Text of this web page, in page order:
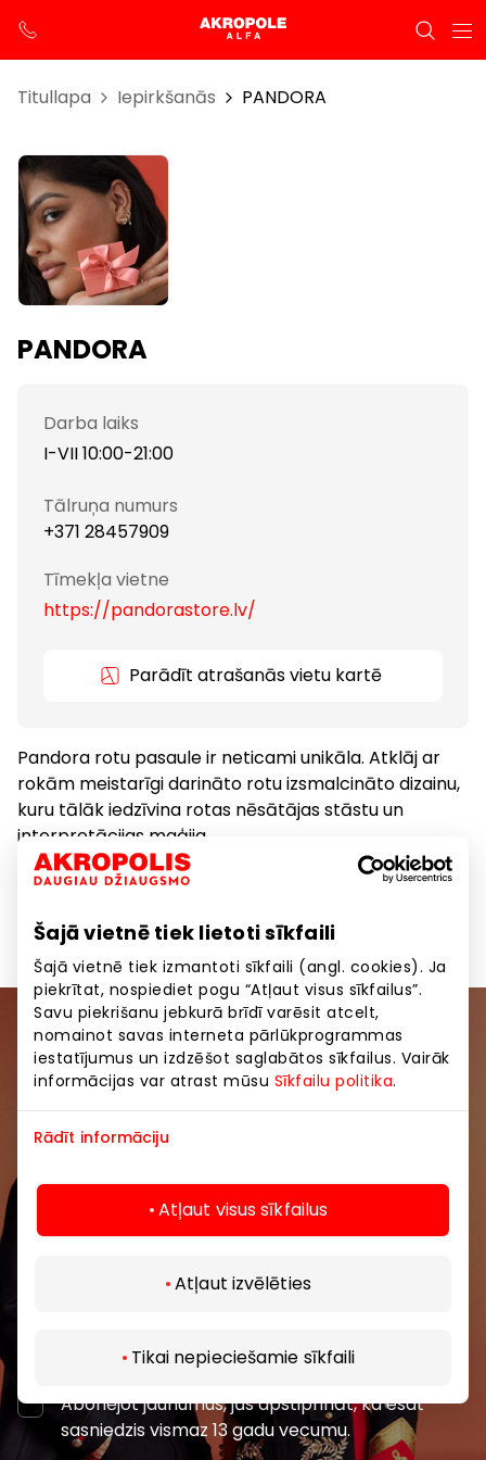
Šajā vietnē tiek lietoti sīkfaili
Šajā vietnē tiek izmantoti sīkfaili (angl. cookies). Ja
piekrītat, nospiediet pogu “Atļaut visus sīkfailus”.
Savu piekrišanu jebkurā brīdī varēsit atcelt,
nomainot savas interneta pārlūkprogrammas
iestatījumus un izdzēšot saglabātos sīkfailus. Vairāk
informācijas var atrast mūsu Sīkfailu politika.
Rādīt informāciju
Atļaut visus sīkfailus
Atļaut izvēlēties
Tikai nepieciešamie sīkfaili
Titullapa Iepirkšanās PANDORA
PANDORA
Darba laiks
I-VII 10:00-21:00
Tālruņa numurs
+371 28457909
Tīmekļa vietne
https://pandorastore.lv/
Parādīt atrašanās vietu kartē
Pandora rotu pasaule ir neticami unikāla. Atklāj ar
rokām meistarīgi darināto rotu izsmalcināto dizainu,
kuru tālāk iedzīvina rotas nēsātājas stāstu un
interpretācijas maģija.
Pievienojieties mūsu kopienai
Uzzini pirmais par labākajiem piedāvājumiem,
izklaides centros “AKROPOLE Alfa” un “AKROPOLE
Abonējot jaunumus, jūs apstiprināt, ka esat
sasniedzis vismaz 13 gadu vecumu.